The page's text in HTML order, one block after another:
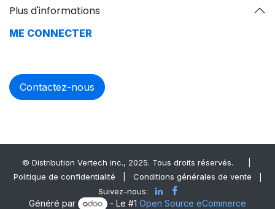
Plus d'informations
ME CONNECTER
Contactez-nous
© Distrib​ution Vertech ​inc., 2025. Tous droits réservés.
Politique de confidentialité
Conditions générales de vente
Suivez-nous:
Généré par - Le #1Open Source eCommerce